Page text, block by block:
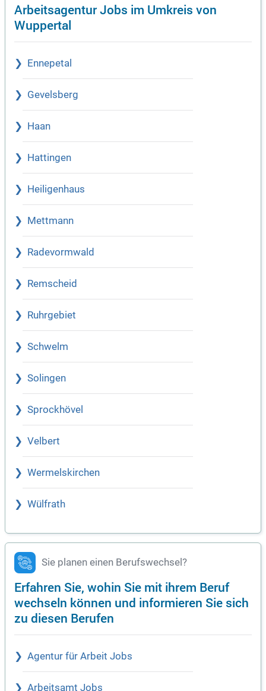
Arbeitsagentur Jobs im Umkreis von
Wuppertal
Ennepetal
Gevelsberg
Haan
Hattingen
Heiligenhaus
Mettmann
Radevormwald
Remscheid
Ruhrgebiet
Schwelm
Solingen
Sprockhövel
Velbert
Wermelskirchen
Wülfrath
Sie planen einen Berufswechsel?
Erfahren Sie, wohin Sie mit ihrem Beruf
wechseln können und informieren Sie sich
zu diesen Berufen
Agentur für Arbeit Jobs
Arbeitsamt Jobs